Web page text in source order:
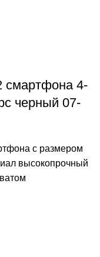
смартфона 4-
черный 07-
с размером
высокопрочный